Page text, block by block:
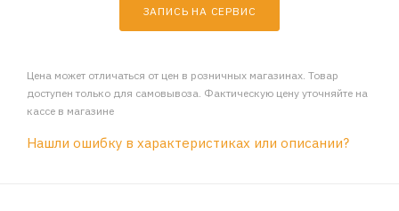
ЗАПИСЬ НА СЕРВИС
Цена может отличаться от цен в розничных магазинах. Товар
доступен только для самовывоза. Фактическую цену уточняйте на
кассе в магазине
Нашли ошибку в характеристиках или описании?